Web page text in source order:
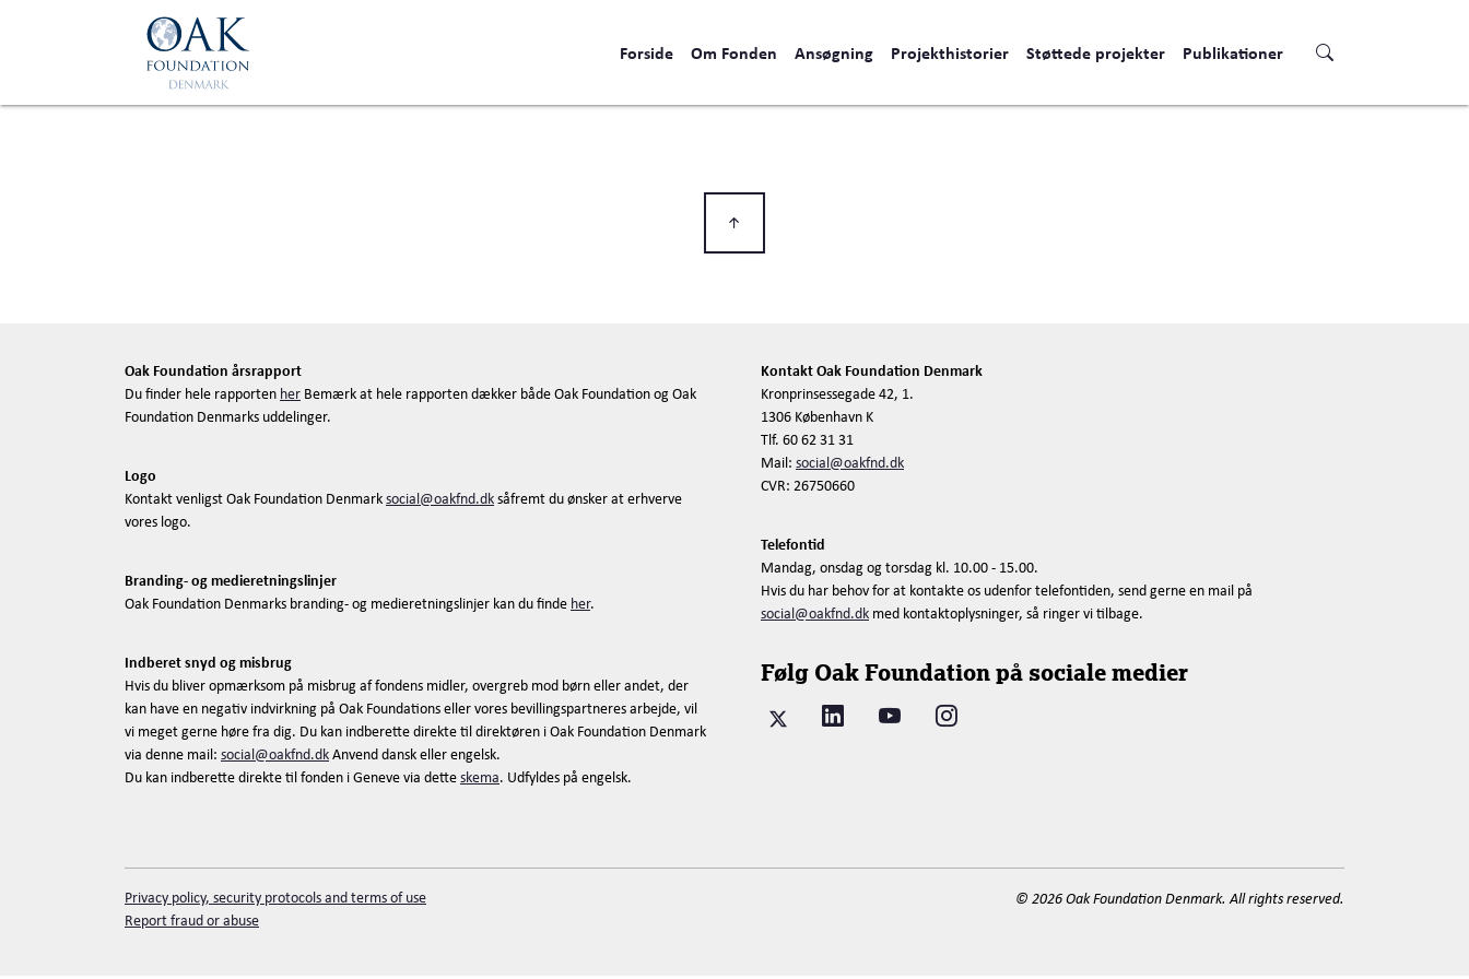
Forside Om Fonden Ansøgning Projekthistorier Støttede projekter Publikationer
Oak Foundation årsrapport
Du finder hele rapporten her Bemærk at hele rapporten dækker både Oak Foundation og Oak
Foundation Denmarks uddelinger.
Logo
Kontakt venligst Oak Foundation Denmarksocial@oakfnd.dksåfremt du ønsker at erhverve
vores logo.
Branding- og medieretningslinjer
Oak Foundation Denmarks branding- og medieretningslinjer kan du finde her.
Indberet snyd og misbrug
Hvis du bliver opmærksom på misbrug af fondens midler, overgreb mod børn eller andet, der
kan have en negativ indvirkning på Oak Foundations eller vores bevillingspartneres arbejde, vil
vi meget gerne høre fra dig. Du kan indberette direkte til direktøren i Oak Foundation Denmark
via denne mail: social@oakfnd.dkAnvend dansk eller engelsk.
Du kan indberette direkte til fonden i Geneve via detteskema. Udfyldes på engelsk.
Kontakt Oak Foundation Denmark
Kronprinsessegade 42, 1.
1306 København K
Tlf. 60 62 31 31
Mail: social@oakfnd.dk
CVR: 26750660
Telefontid
Mandag, onsdag og torsdag kl. 10.00 - 15.00.
Hvis du har behov for at kontakte os udenfor telefontiden, send gerne en mail på
social@oakfnd.dk med kontaktoplysninger, så ringer vi tilbage.
Følg Oak Foundation på sociale medier
Privacy policy, security protocols and terms of use
Report fraud or abuse
© 2026 Oak Foundation Denmark. All rights reserved.